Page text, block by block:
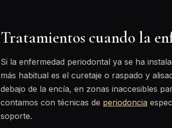
Tratamientos cuando la
Si la enfermedad periodontal ya se ha
más habitual es el curetaje o raspado y
debajo de la encía, en zonas inaccesibles
contamos con técnicas de periodoncia
soporte.